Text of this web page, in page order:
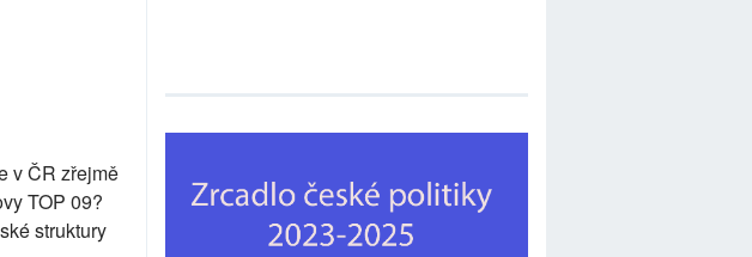
v ČR zřejmě
TOP 09?
struktury